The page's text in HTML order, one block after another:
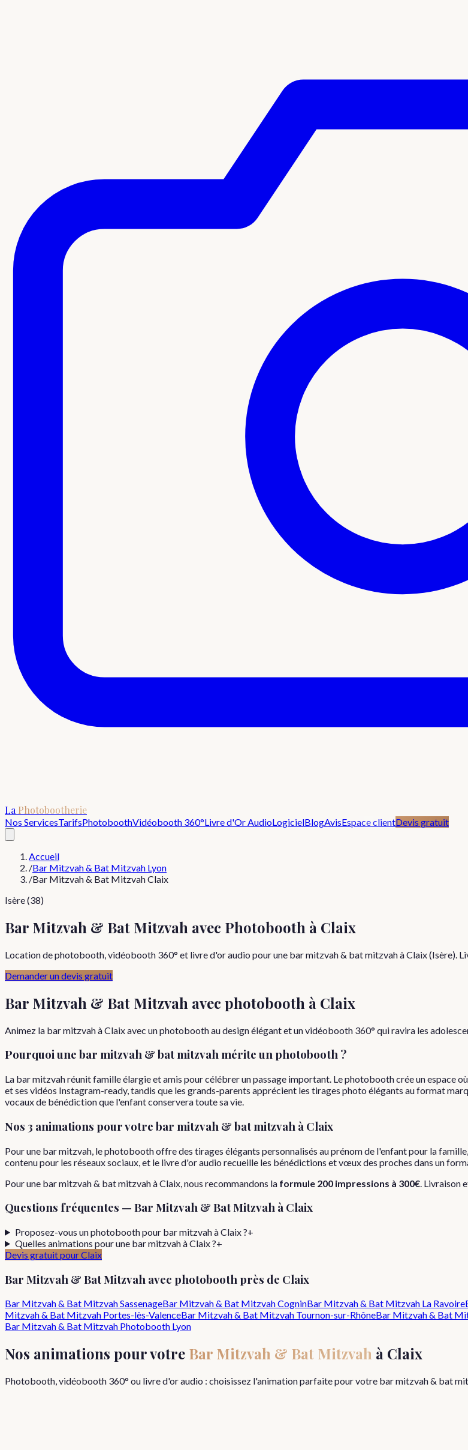
La Photobootherie
Nos ServicesTarifsPhotoboothVidéobooth 360°Livre d'Or AudioLogicielBlogAvisEspace clientDevis gratuit
Accueil
/Bar Mitzvah & Bat Mitzvah Lyon
/Bar Mitzvah & Bat Mitzvah Claix
Isère (38)
Bar Mitzvah & Bat Mitzvah avec Photobooth à Claix
Location de photobooth, vidéobooth 360° et livre d'or audio pour une bar mitzvah & bat mitzvah à Claix (Isère).
Demander un devis gratuit
Bar Mitzvah & Bat Mitzvah avec photobooth à Claix
Animez la bar mitzvah à Claix avec un photobooth au design élégant et un vidéobooth 360° qui ravira les
Pourquoiune bar mitzvah & bat mitzvah mérite un photobooth ?
La bar mitzvah réunit famille élargie et amis pour célébrer un passage important. Le photobooth crée un espace
et ses vidéos Instagram-ready, tandis que les grands-parents apprécient les tirages photo élégants au format
vocaux de bénédiction que l'enfant conservera toute sa vie.
Nos 3 animations pour votre bar mitzvah & bat mitzvah à Claix
Pour une bar mitzvah, le photobooth offre des tirages élégants personnalisés au prénom de l'enfant pour la
contenu pour les réseaux sociaux, et le livre d'or audio recueille les bénédictions et vœux des proches dans un
Pourune bar mitzvah & bat mitzvahàClaix , nous recommandons la formule 200 impressions à 300€ . Livraison
Questions fréquentes — Bar Mitzvah & Bat Mitzvah à Claix
Proposez-vous un photobooth pour bar mitzvah à Claix ?+
Quelles animations pour une bar mitzvah à Claix ?+
Devis gratuit pourClaix
Bar Mitzvah & Bat Mitzvah avec photobooth près de Claix
Bar Mitzvah & Bat MitzvahSassenageBar Mitzvah & Bat MitzvahCogninBar Mitzvah & Bat Mitzvah La Ravoire
Mitzvah & Bat Mitzvah Portes-lès-ValenceBar Mitzvah & Bat Mitzvah Tournon-sur-RhôneBar Mitzvah & Bat
Bar Mitzvah & Bat Mitzvah Photobooth Lyon
Nos animations pour votre Bar Mitzvah & Bat Mitzvah à Claix
Photobooth, vidéobooth 360° ou livre d'or audio : choisissez l'animation parfaite pour votre bar mitzvah & bat